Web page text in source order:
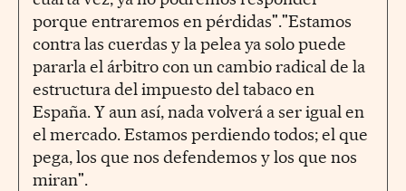
porque entraremos en pérdidas"."Estamos
contra las cuerdas y la pelea ya solo puede
pararla el árbitro con un cambio radical de la
estructura del impuesto del tabaco en
España. Y aun así, nada volverá a ser igual en
el mercado. Estamos perdiendo todos; el que
pega, los que nos defendemos y los que nos
miran".